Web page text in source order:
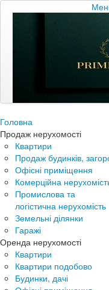
Головна
Продаж нерухомості
Квартири
Продаж будинків,
Офісні приміщення
Комерційна
Промислова та
логістична нерухомість
Земельні ділянки
Гаражі
Оренда нерухомості
Квартири
Квартири подобово
Будинки, дачі